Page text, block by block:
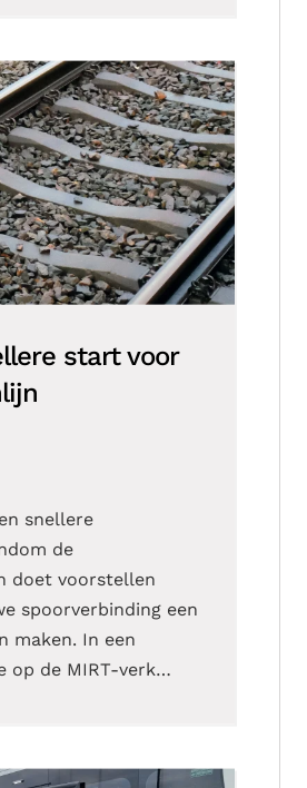
start voor
snellere
de
doet voorstellen
spoorverbinding een
maken. In een
op de MIRT-verk…